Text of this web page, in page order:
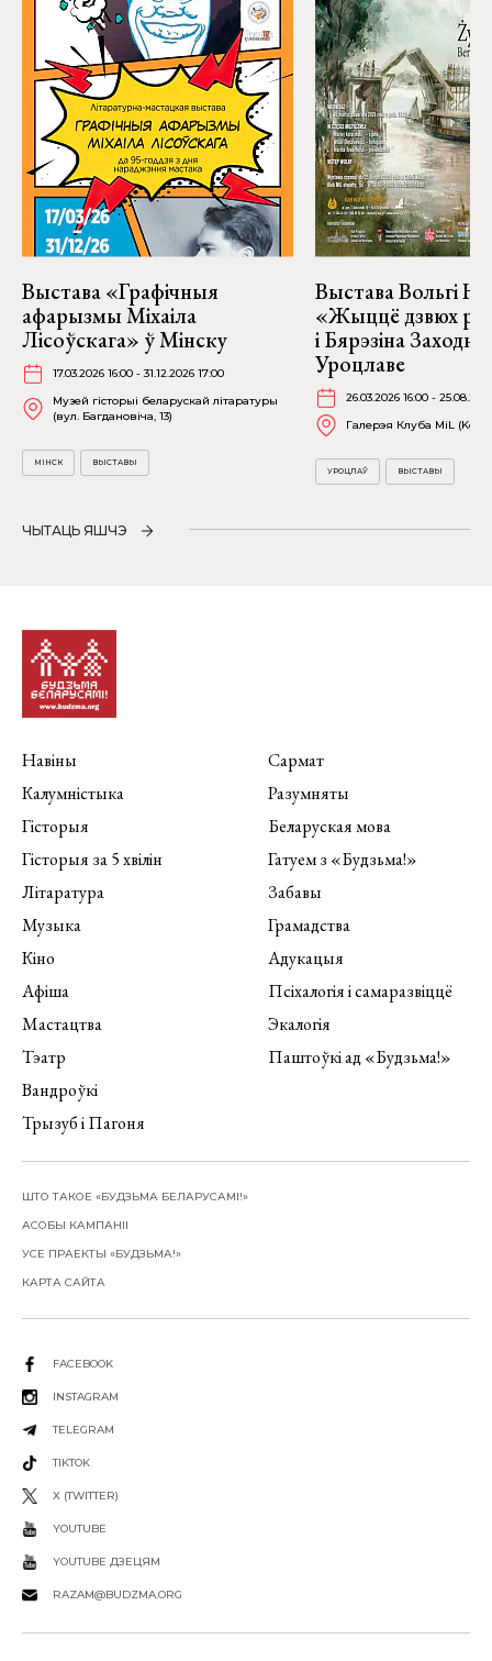
Выстава «Графічныя
афарызмы Міхаіла
Лісоўскага» ў Мінску
17.03.2026 16:00 - 31.12.2026 17:00
Музей гісторыі беларускай літаратуры
(вул. Багдановіча, 13)
МІНСК ВЫСТАВЫ
Выстава Вольгі
«Жыццё дзвюх
і Бярэзіна
Уроцлаве
26.03.2026 16:00 -
Галерэя Клуба MiL
УРОЦЛАЎ ВЫСТАВЫ
ЧЫТАЦЬ ЯШЧЭ
Навіны
Калумністыка
Гісторыя
Гісторыя за 5 хвілін
Літаратура
Музыка
Кіно
Афіша
Мастацтва
Тэатр
Вандроўкі
Трызуб і Пагоня
Сармат
Разумняты
Беларуская мова
Гатуем з «Будзьма!»
Забавы
Грамадства
Адукацыя
Псіхалогія і самаразвіццё
Экалогія
Паштоўкі ад «Будзьма!»
ШТО ТАКОЕ «БУДЗЬМА БЕЛАРУСАМІ!»
АСОБЫ КАМПАНІІ
УСЕ ПРАЕКТЫ «БУДЗЬМА!»
КАРТА САЙТА
FACEBOOK
INSTAGRAM
TELEGRAM
TIKTOK
X (TWITTER)
YOUTUBE
YOUTUBE ДЗЕЦЯМ
RAZAM@BUDZMA.ORG